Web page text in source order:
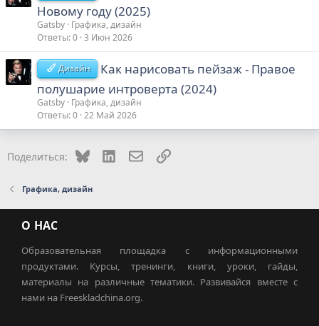
Новому году (2025)
Gatsby Графика, дизайн
Ответы 0 3 Июн 2026
Дизайн
Как нарисовать пейзаж - Правое
полушарие интроверта (2024)
Gatsby Графика, дизайн
Ответы 0 22 Май 2026
Поделиться: Bluesky LinkedInЭлектронная почта
Ссылка
Графика, дизайн
О НАС
Образовательная площадка с информационными
продуктами. Курсы, тренинги, книги, уроки, гайды,
материалы на различные тематики. Развивайся вместе с
нами на Freeskladchina.org.